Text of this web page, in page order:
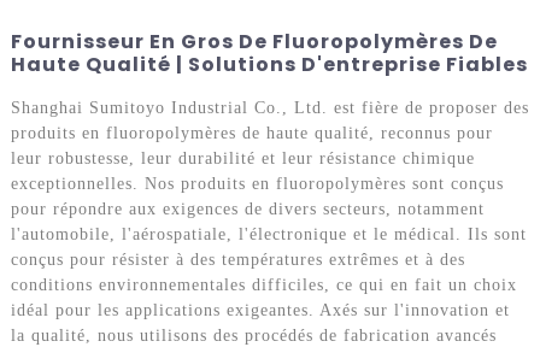
Fournisseur En Gros De Fluoropolymères De
Haute Qualité | Solutions D'entreprise Fiables
Shanghai Sumitoyo Industrial Co., Ltd. est fière de proposer des
produits en fluoropolymères de haute qualité, reconnus pour
leur robustesse, leur durabilité et leur résistance chimique
exceptionnelles. Nos produits en fluoropolymères sont conçus
pour répondre aux exigences de divers secteurs, notamment
l'automobile, l'aérospatiale, l'électronique et le médical. Ils sont
conçus pour résister à des températures extrêmes et à des
conditions environnementales difficiles, ce qui en fait un choix
idéal pour les applications exigeantes. Axés sur l'innovation et
la qualité, nous utilisons des procédés de fabrication avancés